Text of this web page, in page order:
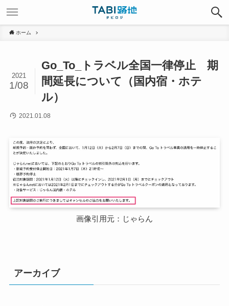
ホーム
Go_To_トラベル全国一律停止 期
間延長について（国内宿・ホテ
ル）
2021
1/08
2021.01.08
画像引用元：じゃらん
アーカイブ